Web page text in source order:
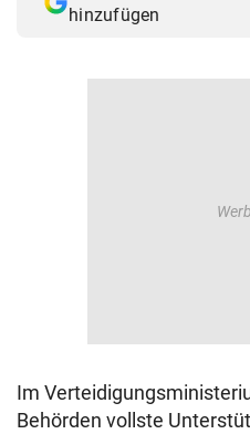
hinzufügen
Im
Behörden vollste